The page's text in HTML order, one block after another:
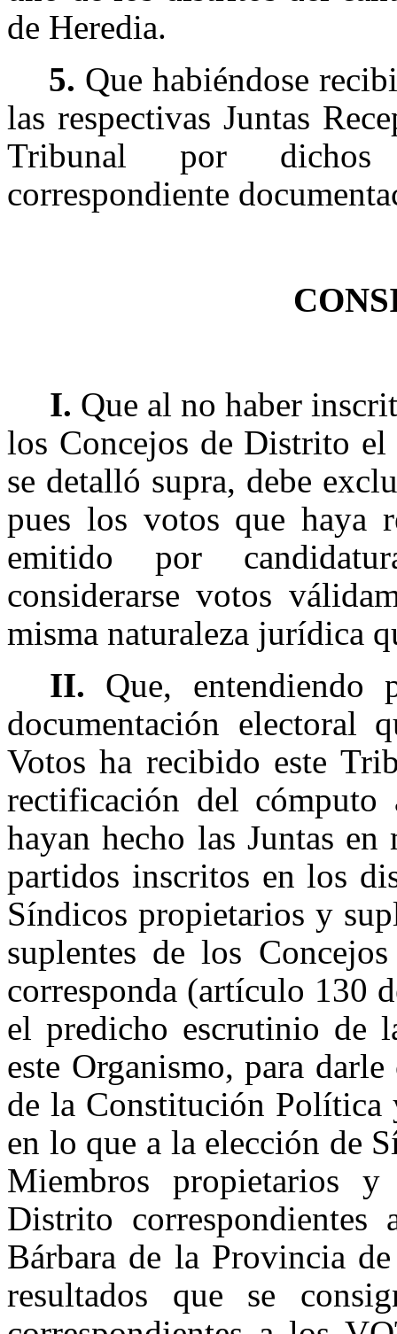
de Heredia.
5. Que habiéndose
las respectivas Juntas
Tribunal por dichos
correspondiente
I. Que al no haber
los Concejos de Distrito
se detalló supra, debe
pues los votos que haya
emitido por
considerarse votos
misma naturaleza jurídica
II. Que,
documentación electoral
Votos ha recibido este
rectificación del
hayan hecho las Juntas
partidos inscritos en los
Síndicos propietarios y
suplentes de los
corresponda (artículo 130
el predicho escrutinio de
este Organismo, para
de la Constitución
en lo que a la elección de
Miembros propietarios
Distrito
Bárbara de la Provincia
resultados que se